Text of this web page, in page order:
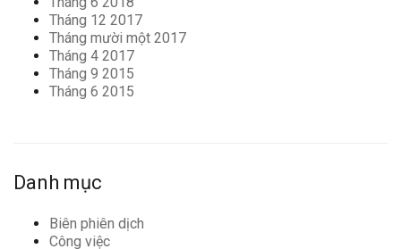
Tháng 12 2017
Tháng mười một 2017
Tháng 4 2017
Tháng 9 2015
Tháng 6 2015
Danh mục
Biên phiên dịch
Công việc